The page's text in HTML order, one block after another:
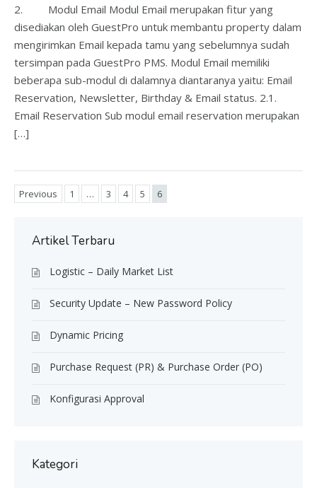
2. Modul Email Modul Email merupakan fitur yang
disediakan oleh GuestPro untuk membantu property dalam
mengirimkan Email kepada tamu yang sebelumnya sudah
tersimpan pada GuestPro PMS. Modul Email memiliki
beberapa sub-modul di dalamnya diantaranya yaitu: Email
Reservation, Newsletter, Birthday & Email status. 2.1.
Email Reservation Sub modul email reservation merupakan
[…]
Previous 1 … 3 4 5 6
Artikel Terbaru
Logistic – Daily Market List
Security Update – New Password Policy
Dynamic Pricing
Purchase Request (PR) & Purchase Order (PO)
Konfigurasi Approval
Kategori